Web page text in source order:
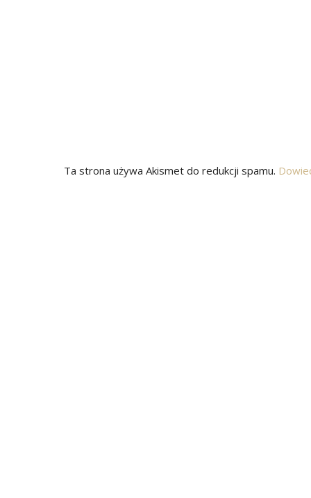
Ta strona używa Akismet do redukcji spamu.